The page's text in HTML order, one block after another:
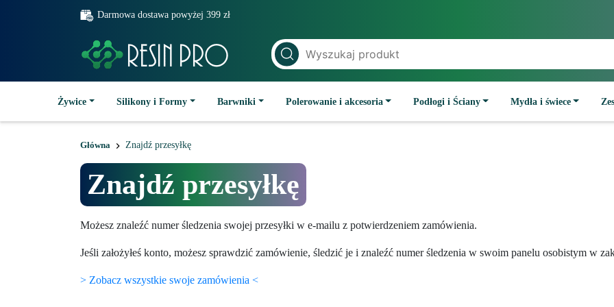
Darmowa dostawa powyżej 399 zł
Żywice Silikony i Formy Barwniki Polerowanie i akcesoria Podłogi i Ściany Mydła i świece
Główna Znajdź przesyłkę
Znajdź przesyłkę
Możesz znaleźć numer śledzenia swojej przesyłki w e-mailu z potwierdzeniem zamówienia.
Jeśli założyłeś konto, możesz sprawdzić zamówienie, śledzić je i znaleźć numer śledzenia w swoim panelu osobistym w
> Zobacz wszystkie swoje zamówienia <